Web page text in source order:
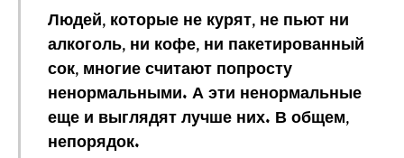
Людей, которые не курят, не пьют ни
алкоголь, ни кофе, ни пакетированный
сок, многие считают попросту
ненормальными. А эти ненормальные
еще и выглядят лучше них. В общем,
непорядок.